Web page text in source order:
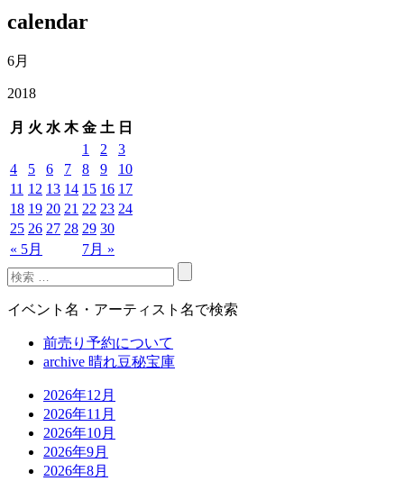
calendar
6月
2018
月 火 水 木 金 土 日
« 5月 7月 »
1 2
3
4
5 6 7 8 9
10
11 12 13 14 15 16 17
18 19 20 21 22 23 24
25 26 27 28 29 30
イベント名・アーティスト名で検索
前売り予約について
archive 晴れ豆秘宝庫
2026年12月
2026年11月
2026年10月
2026年9月
2026年8月